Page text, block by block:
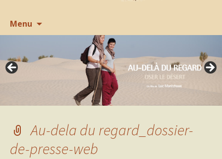
Menu
contenu
Au-dela du regard_dossier-
de-presse-web